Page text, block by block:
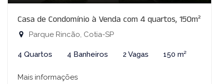
Casa de Condomínio à Venda com 4 quartos, 150m²
Parque Rincão, Cotia-SP
4 Quartos 4 Banheiros 2 Vagas 150 m²
Mais informações